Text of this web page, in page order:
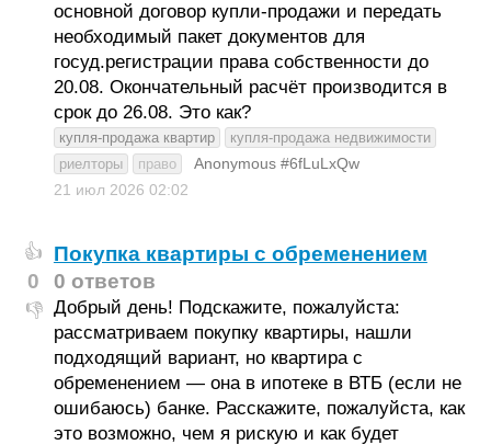
основной договор купли-продажи и передать
необходимый пакет документов для
госуд.регистрации права собственности до
20.08. Окончательный расчёт производится в
срок до 26.08. Это как?
купля-продажа квартир
купля-продажа недвижимости
риелторы
право
Anonymous #6fLuLxQw
21 июл 2026 02:02
👍
0
👎
Покупка квартиры с обременением
0 ответов
Добрый день! Подскажите, пожалуйста:
рассматриваем покупку квартиры, нашли
подходящий вариант, но квартира с
обременением — она в ипотеке в ВТБ (если не
ошибаюсь) банке. Расскажите, пожалуйста, как
это возможно, чем я рискую и как будет